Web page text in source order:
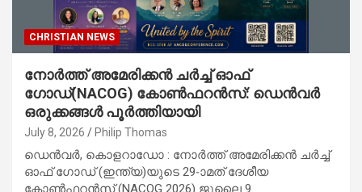
CHRISTIAN NEWS
നോർത്ത് അമേരിക്കൻ ചർച്ച് ഓഫ്
ഗോഡ്(NACOG) കോൺഫറൻസ്: ഡെൻവർ
ഒരുക്കങ്ങൾ പൂർത്തിയായി
July 8, 2026 Philip Thomas
ഡെൻവർ, കൊളറാഡോ : നോർത്ത് അമേരിക്കൻ ചർച്ച്
ഓഫ് ഗോഡ് (ഇന്ത്യ)യുടെ 29-ാമത് ദേശീയ
കോൺഫറൻസ് (NACOG 2026) ജൂലൈ 9…